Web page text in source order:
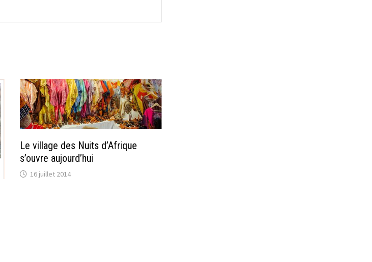
Le village des Nuits d’Afrique
s’ouvre aujourd’hui
16 juillet 2014